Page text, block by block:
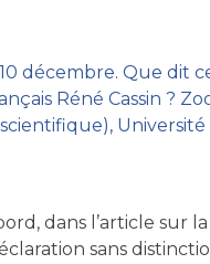
décembre. Que
Réné Cassin ?
Université
dans l’article sur
sans